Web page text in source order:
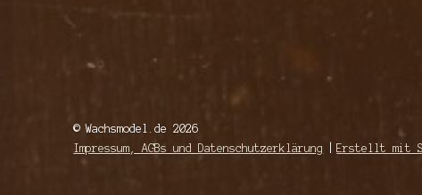
© Wachsmodel.de 2026
Impressum, AGBs und Datenschutzerklärung
Erstellt mit